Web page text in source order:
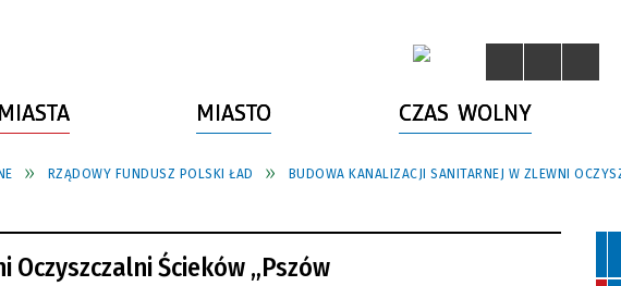
MIASTO CZAS WOLNY
RZĄDOWY FUNDUSZ POLSKI ŁAD BUDOWA KANALIZACJI SANITARNEJ W ZLEWNI
Ścieków „Pszów